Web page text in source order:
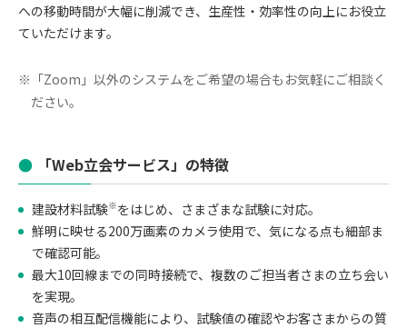
への移動時間が大幅に削減でき、生産性・効率性の向上にお役立
ていただけます。
※「Zoom」以外のシステムをご希望の場合もお気軽にご相談く
ださい。
「Web立会サービス」の特徴
建設材料試験※をはじめ、さまざまな試験に対応。
鮮明に映せる200万画素のカメラ使用で、気になる点も細部ま
で確認可能。
最大10回線までの同時接続で、複数のご担当者さまの立ち会い
を実現。
音声の相互配信機能により、試験値の確認やお客さまからの質